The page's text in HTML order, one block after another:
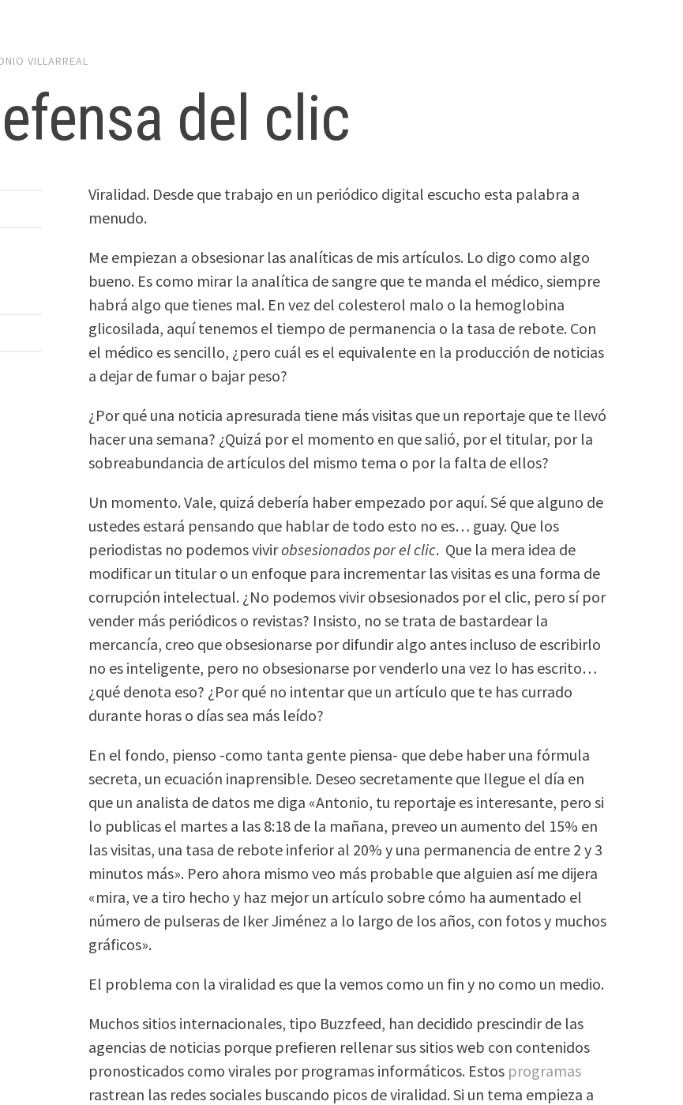
VILLARREAL
del clic
Viralidad. Desde que trabajo en un periódico digital escucho esta palabra a
menudo.
Me empiezan a obsesionar las analíticas de mis artículos. Lo digo como algo
bueno. Es como mirar la analítica de sangre que te manda el médico, siempre
habrá algo que tienes mal. En vez del colesterol malo o la hemoglobina
glicosilada, aquí tenemos el tiempo de permanencia o la tasa de rebote. Con
el médico es sencillo, ¿pero cuál es el equivalente en la producción de noticias
a dejar de fumar o bajar peso?
¿Por qué una noticia apresurada tiene más visitas que un reportaje que te llevó
hacer una semana? ¿Quizá por el momento en que salió, por el titular, por la
sobreabundancia de artículos del mismo tema o por la falta de ellos?
Un momento. Vale, quizá debería haber empezado por aquí. Sé que alguno de
ustedes estará pensando que hablar de todo esto no es… guay. Que los
periodistas no podemos vivirobsesionados por el clic. Que la mera idea de
modificar un titular o un enfoque para incrementar las visitas es una forma de
corrupción intelectual. ¿No podemos vivir obsesionados por el clic, pero sí por
vender más periódicos o revistas? Insisto, no se trata de bastardear la
mercancía, creo que obsesionarse por difundir algo antes incluso de escribirlo
no es inteligente, pero no obsesionarse por venderlo una vez lo has escrito…
¿qué denota eso? ¿Por qué no intentar que un artículo que te has currado
durante horas o días sea más leído?
En el fondo, pienso -como tanta gente piensa- que debe haber una fórmula
secreta, un ecuación inaprensible. Deseo secretamente que llegue el día en
que un analista de datos me diga «Antonio, tu reportaje es interesante, pero si
lo publicas el martes a las 8:18 de la mañana, preveo un aumento del 15% en
las visitas, una tasa de rebote inferior al 20% y una permanencia de entre 2 y 3
minutos más». Pero ahora mismo veo más probable que alguien así me dijera
«mira, ve a tiro hecho y haz mejor un artículo sobre cómo ha aumentado el
número de pulseras de Iker Jiménez a lo largo de los años, con fotos y muchos
gráficos».
El problema con la viralidad es que la vemos como un fin y no como un medio.
Muchos sitios internacionales, tipo Buzzfeed, han decidido prescindir de las
agencias de noticias porque prefieren rellenar sus sitios web con contenidos
pronosticados como virales por programas informáticos. Estos programas
rastrean las redes sociales buscando picos de viralidad. Si un tema empieza a